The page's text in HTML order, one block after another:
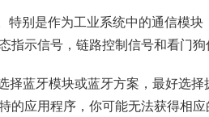
特别是作为工业系统中的通信模
指示信号，链路控制信号和看门狗
择蓝牙模块或蓝牙方案，最好选
的应用程序，你可能无法获得相应